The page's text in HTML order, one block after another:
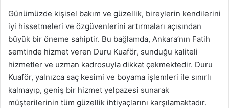
Günümüzde kişisel bakım ve güzellik, bireylerin kendilerini
iyi hissetmeleri ve özgüvenlerini artırmaları açısından
büyük bir öneme sahiptir. Bu bağlamda, Ankara’nın Fatih
semtinde hizmet veren Duru Kuaför, sunduğu kaliteli
hizmetler ve uzman kadrosuyla dikkat çekmektedir. Duru
Kuaför, yalnızca saç kesimi ve boyama işlemleri ile sınırlı
kalmayıp, geniş bir hizmet yelpazesi sunarak
müşterilerinin tüm güzellik ihtiyaçlarını karşılamaktadır.